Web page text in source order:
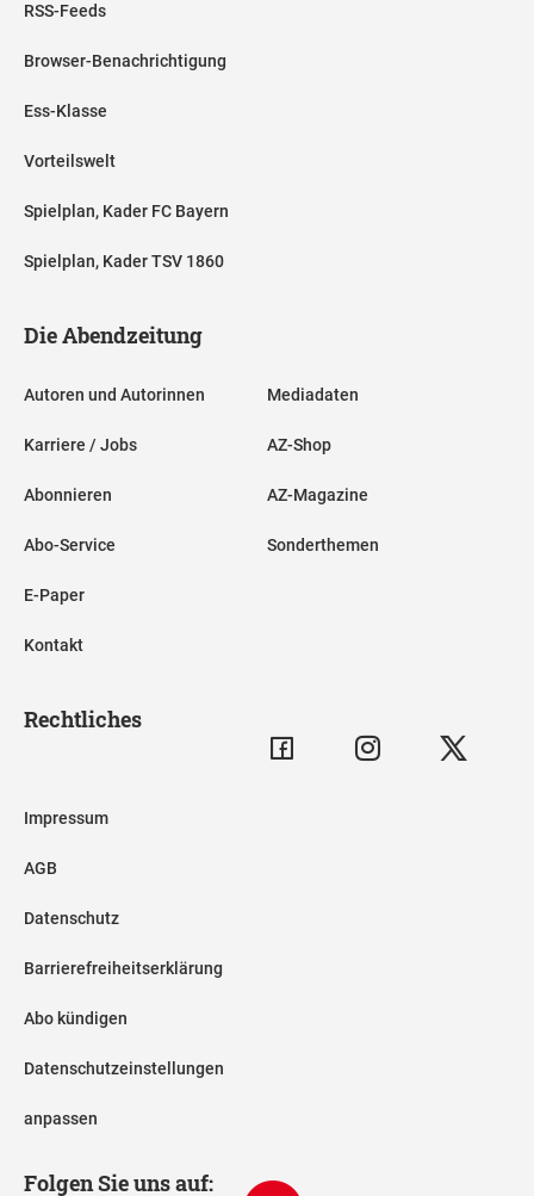
RSS-Feeds
Browser-Benachrichtigung
Ess-Klasse
Vorteilswelt
Spielplan, Kader FC Bayern
Spielplan, Kader TSV 1860
Die Abendzeitung
Autoren und Autorinnen
Karriere / Jobs
Abonnieren
Abo-Service
E-Paper
Kontakt
Mediadaten
AZ-Shop
AZ-Magazine
Sonderthemen
Rechtliches
Impressum
AGB
Datenschutz
Barrierefreiheitserklärung
Abo kündigen
Datenschutzeinstellungen
anpassen
Folgen Sie uns auf: